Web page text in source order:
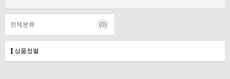
전체분류 (0)
상품정렬